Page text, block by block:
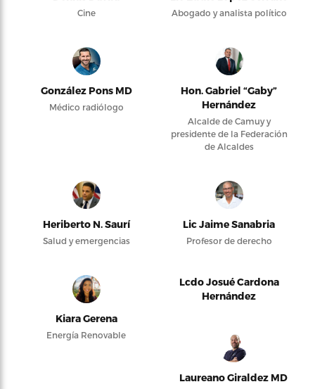
Cine Abogado y analista político
González Pons MD
Médico radiólogo
Hon. Gabriel “Gaby”
Hernández
Alcalde de Camuy y
presidente de la Federación
de Alcaldes
Heriberto N. Saurí
Salud y emergencias
Lic Jaime Sanabria
Profesor de derecho
Kiara Gerena
Energía Renovable
Lcdo Josué Cardona
Hernández
Laureano Giraldez MD